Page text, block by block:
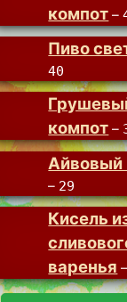
компот –
Пиво
40
компот –
Айвовый
– 29
Кисель
варенья –